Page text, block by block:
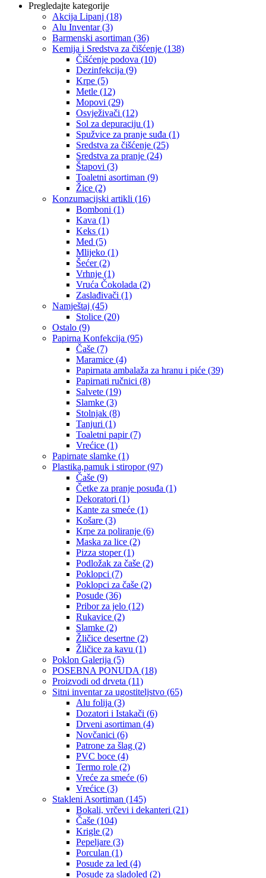
Pregledajte kategorije
Akcija Lipanj (18)
Alu Inventar(3)
Barmenski asortiman (36)
Kemija i Sredstva za čišćenje (138)
Čišćenje podova (10)
Dezinfekcija (9)
Krpe (5)
Metle (12)
Mopovi (29)
Osvježivači (12)
Sol za depuraciju (1)
Spužvice za pranje suđa (1)
Sredstva za čišćenje (25)
Sredstva za pranje (24)
Štapovi (3)
Toaletni asortiman (9)
Žice (2)
Konzumacijski artikli (16)
Bomboni (1)
Kava (1)
Keks (1)
Med (5)
Mlijeko (1)
Šećer(2)
Vrhnje (1)
Vruća Čokolada (2)
Zaslađivači (1)
Namještaj (45)
Stolice (20)
Ostalo (9)
Papirna Konfekcija (95)
Čaše (7)
Maramice (4)
Papirnata ambalaža za hranu i piće (39)
Papirnati ručnici (8)
Salvete (19)
Slamke (3)
Stolnjak (8)
Tanjuri (1)
Toaletni papir(7)
Vrećice (1)
Papirnate slamke (1)
Plastika,pamuk i stiropor(97)
Čaše (9)
Četke za pranje posuđa (1)
Dekoratori (1)
Kante za smeće (1)
Košare (3)
Krpe za poliranje (6)
Maska za lice (2)
Pizza stoper(1)
Podložak za čaše (2)
Poklopci (7)
Poklopci za čaše (2)
Posude (36)
Pribor za jelo (12)
Rukavice (2)
Slamke (2)
Žličice desertne (2)
Žličice za kavu (1)
Poklon Galerija (5)
POSEBNA PONUDA (18)
Proizvodi od drveta (11)
Sitni inventar za ugostiteljstvo (65)
Alu folija (3)
Dozatori i Istakači (6)
Drveni asortiman (4)
Novčanici (6)
Patrone za šlag (2)
PVC boce (4)
Termo role (2)
Vreće za smeće (6)
Vrećice (3)
Stakleni Asortiman (145)
Bokali, vrčevi i dekanteri (21)
Čaše (104)
Krigle (2)
Pepeljare (3)
Porculan (1)
Posude za led (4)
Posude za sladoled (2)